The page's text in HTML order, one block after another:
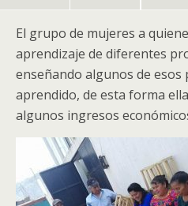
El grupo de mujeres a
aprendizaje de diferentes
enseñando algunos de esos
aprendido, de esta forma
algunos ingresos